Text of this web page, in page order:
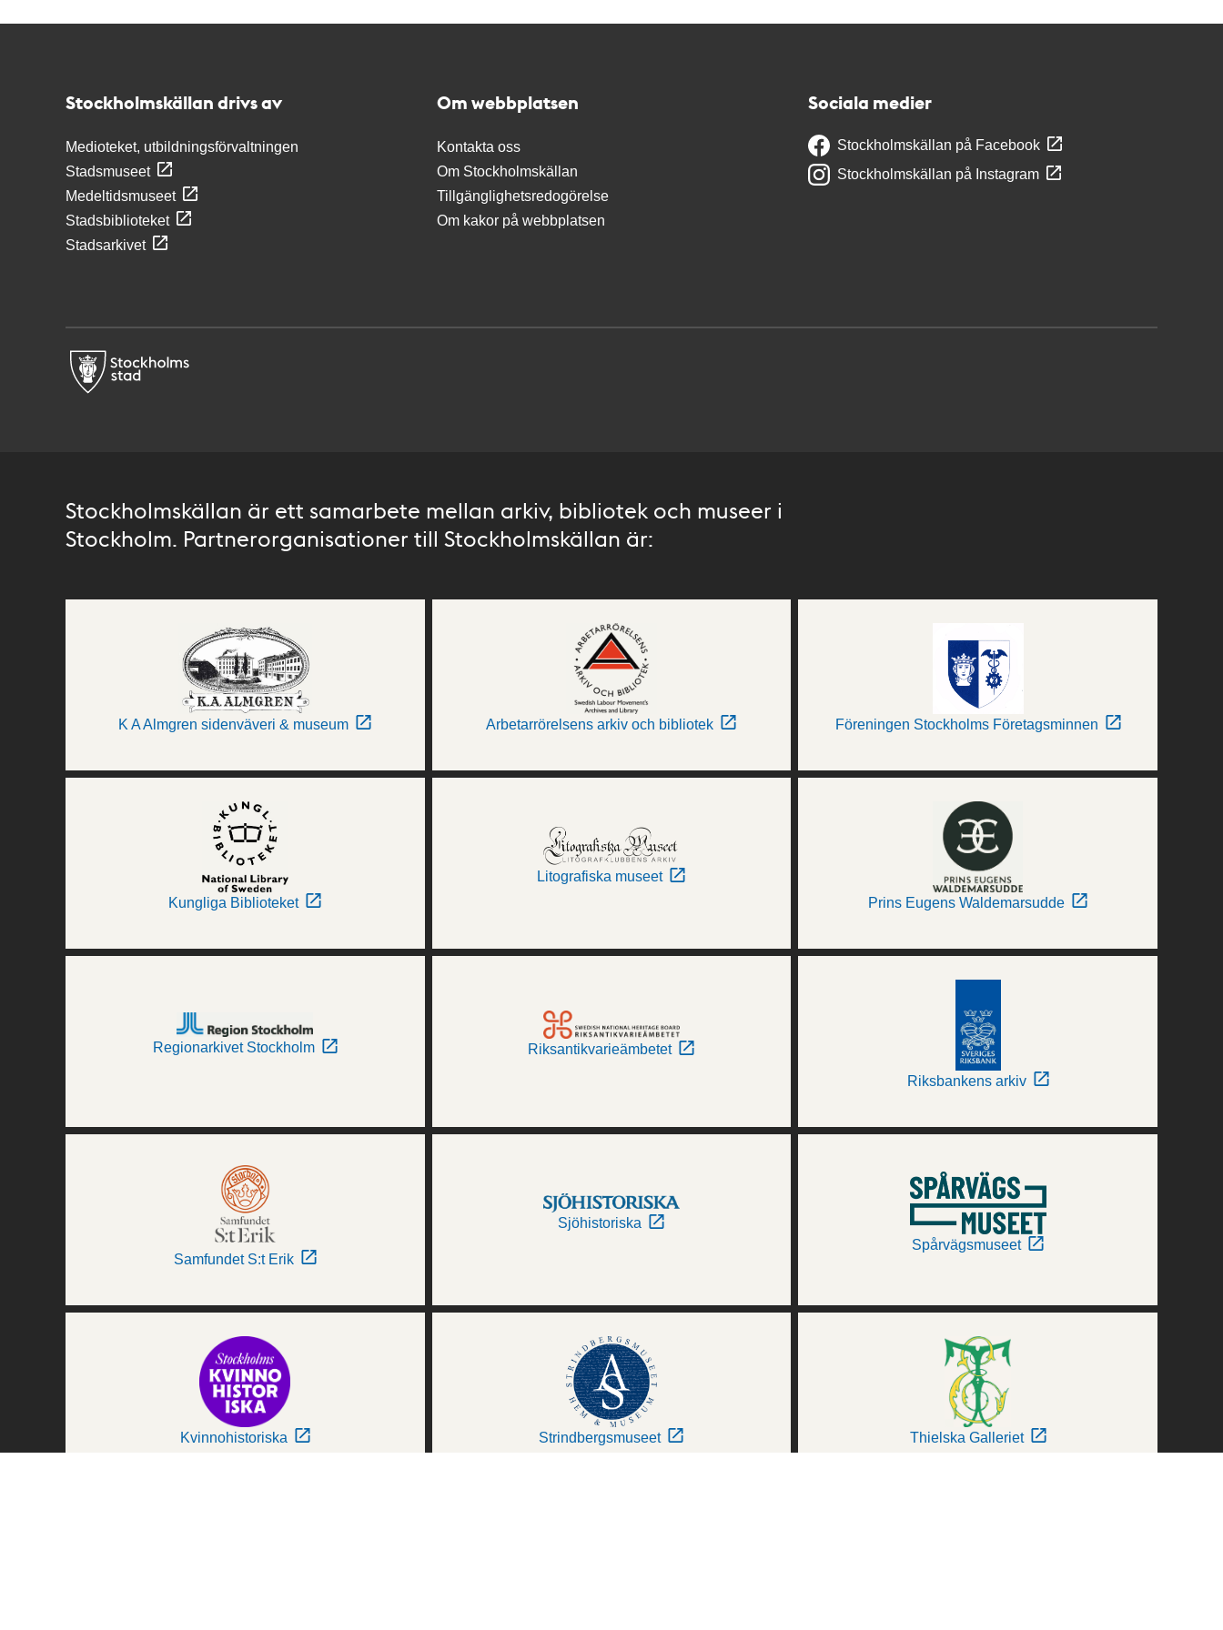
Stockholmskällan drivs av
Medioteket, utbildningsförvaltningen
Stadsmuseet
Medeltidsmuseet
Stadsbiblioteket
Stadsarkivet
Om webbplatsen
Kontakta oss
Om Stockholmskällan
Tillgänglighetsredogörelse
Om kakor på webbplatsen
Sociala medier
Stockholmskällan på Facebook
Stockholmskällan på Instagram
Stockholmskällan är ett samarbete mellan arkiv, bibliotek och museer i
Stockholm. Partnerorganisationer till Stockholmskällan är:
K A Almgren sidenväveri & museum Arbetarrörelsens arkiv och bibliotek Föreningen Stockholms Företagsminnen
Kungliga Biblioteket
Litografiska museet
Prins Eugens Waldemarsudde
Regionarkivet Stockholm Riksantikvarieämbetet
Riksbankens arkiv
Samfundet S:t Erik
Sjöhistoriska
Spårvägsmuseet
Kvinnohistoriska Strindbergsmuseet Thielska Galleriet